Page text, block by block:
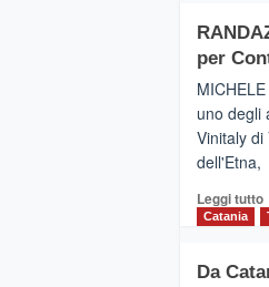
–
per
uno degli
Vinitaly
dell'Etna,
Leggi tutto
Catania
Da